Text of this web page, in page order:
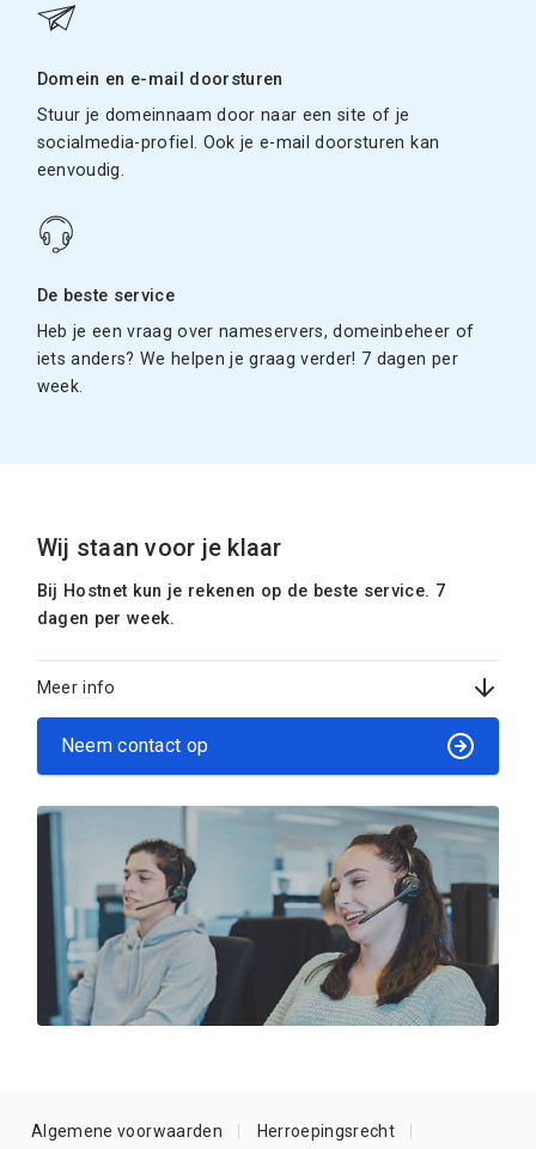
Domein en e-mail doorsturen
Stuur je domeinnaam door naar een site of je
socialmedia-profiel. Ook je e-mail doorsturen kan
eenvoudig.
De beste service
Heb je een vraag over nameservers, domeinbeheer of
iets anders? We helpen je graag verder! 7 dagen per
week.
Wij staan voor je klaar
Bij Hostnet kun je rekenen op de beste service. 7
dagen per week.
Meer info
Neem contact op
Algemene voorwaarden Herroepingsrecht